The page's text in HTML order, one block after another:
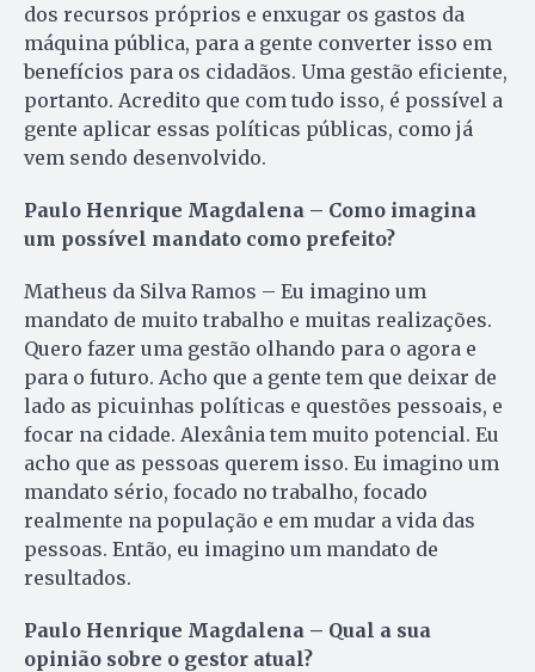
dos recursos próprios e enxugar os gastos da
máquina pública, para a gente converter isso em
benefícios para os cidadãos. Uma gestão eficiente,
portanto. Acredito que com tudo isso, é possível a
gente aplicar essas políticas públicas, como já
vem sendo desenvolvido.
Paulo Henrique Magdalena – Como imagina
um possível mandato como prefeito?
Matheus da Silva Ramos – Eu imagino um
mandato de muito trabalho e muitas realizações.
Quero fazer uma gestão olhando para o agora e
para o futuro. Acho que a gente tem que deixar de
lado as picuinhas políticas e questões pessoais, e
focar na cidade. Alexânia tem muito potencial. Eu
acho que as pessoas querem isso. Eu imagino um
mandato sério, focado no trabalho, focado
realmente na população e em mudar a vida das
pessoas. Então, eu imagino um mandato de
resultados.
Paulo Henrique Magdalena – Qual a sua
opinião sobre o gestor atual?